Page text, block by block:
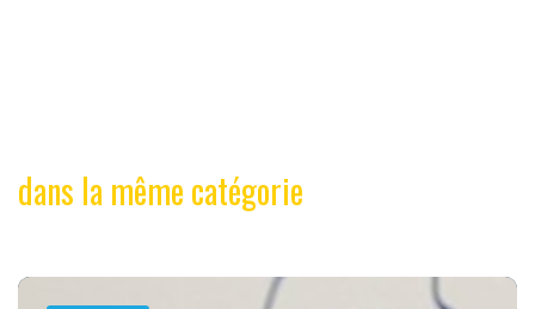
dans la même catégorie